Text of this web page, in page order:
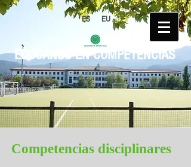
ES EU
Competencias disciplinares
EDUCANDO EN COMPETENCIAS